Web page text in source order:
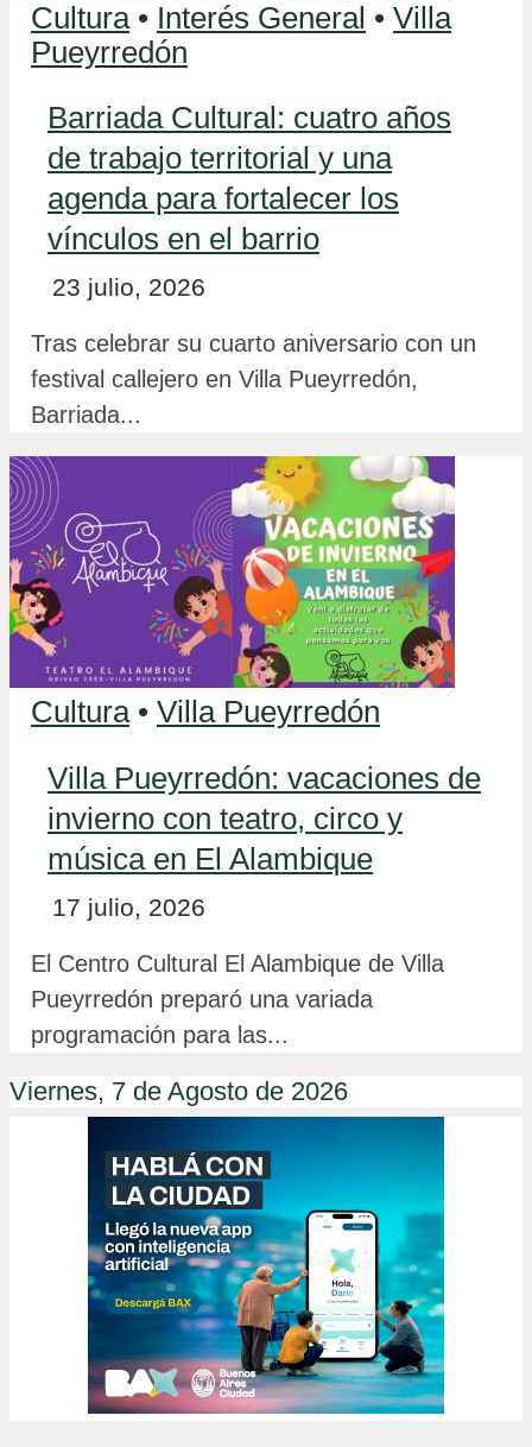
Cultura • Interés General • Villa
Pueyrredón
Barriada Cultural: cuatro años
de trabajo territorial y una
agenda para fortalecer los
vínculos en el barrio
23 julio, 2026
Tras celebrar su cuarto aniversario con un
festival callejero en Villa Pueyrredón,
Barriada...
Cultura • Villa Pueyrredón
Villa Pueyrredón: vacaciones de
invierno con teatro, circo y
música en El Alambique
17 julio, 2026
El Centro Cultural El Alambique de Villa
Pueyrredón preparó una variada
programación para las...
Viernes, 7 de Agosto de 2026